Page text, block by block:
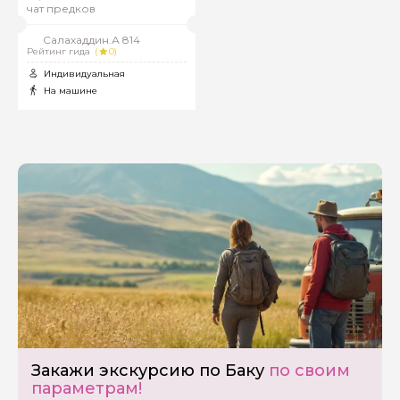
чат предков
Салахаддин.А 814
Рейтинг гида (
0)
Индивидуальная
На машине
Закажи экскурсию по Баку по своим
параметрам!
Задайте свой вопрос гиду